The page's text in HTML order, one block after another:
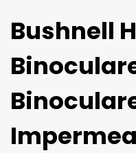
Bushnell